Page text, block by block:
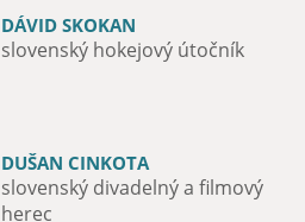
DÁVID SKOKAN
slovenský hokejový útočník
DUŠAN CINKOTA
slovenský divadelný a filmový
herec
MICHAL ZÁTORSKÝ
12-násobný majster Slovenska v
PAĽO DRAPÁK
spevák a basgitarista skupiny
Metalinda